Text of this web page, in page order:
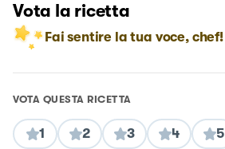
Vota la ricetta
Fai sentire la tua voce, chef!
VOTA QUESTA RICETTA
1 2 3 4 5